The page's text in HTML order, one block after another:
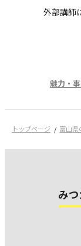
外部講師
魅力・
トップページ 富山県
み